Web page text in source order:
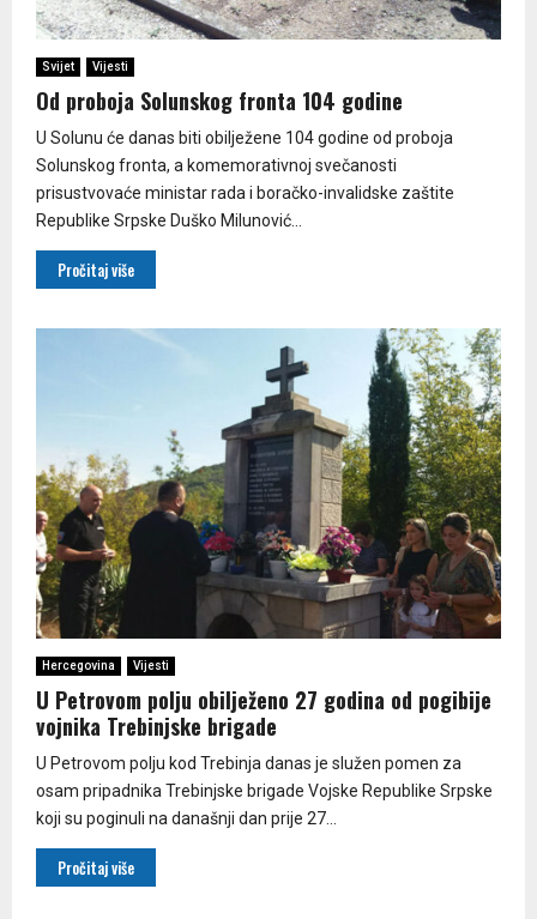
Svijet Vijesti
Od proboja Solunskog fronta 104 godine
U Solunu će danas biti obilježene 104 godine od proboja
Solunskog fronta, a komemorativnoj svečanosti
prisustvovaće ministar rada i boračko-invalidske zaštite
Republike Srpske Duško Milunović...
Pročitaj više
Hercegovina Vijesti
U Petrovom polju obilježeno 27 godina od pogibije
vojnika Trebinjske brigade
U Petrovom polju kod Trebinja danas je služen pomen za
osam pripadnika Trebinjske brigade Vojske Republike Srpske
koji su poginuli na današnji dan prije 27...
Pročitaj više